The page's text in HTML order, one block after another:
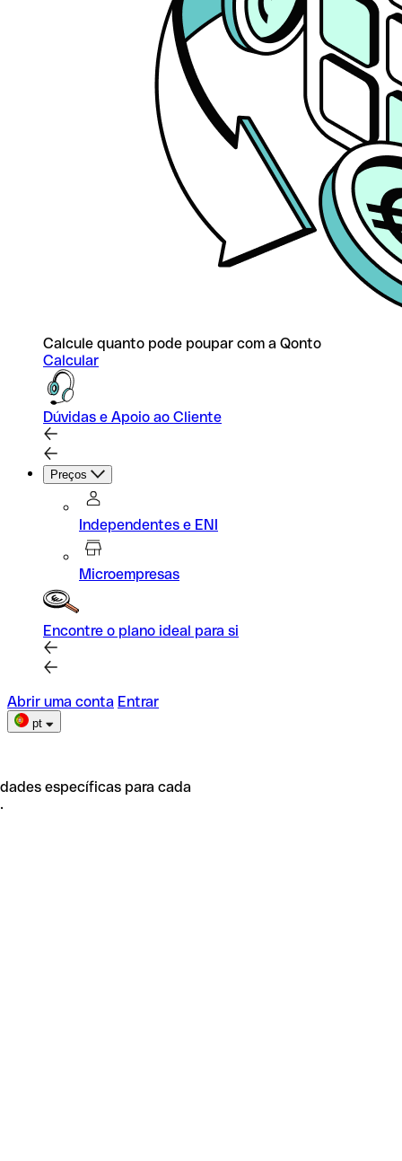
Calcule quanto pode poupar com a Qonto
Calcular
Dúvidas e Apoio ao Cliente
Preços
Independentes e ENI
Microempresas
Encontre o plano ideal para si
Abrir uma conta Entrar
pt
específicas para cada